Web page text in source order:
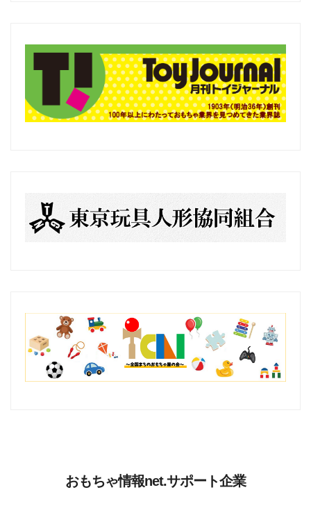
記
おもちゃ情報net.サポート企業